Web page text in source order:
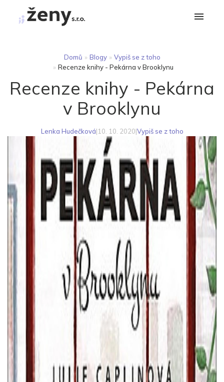
Domů » Blogy » Vypiš se z toho
» Recenze knihy - Pekárna v Brooklynu
Recenze knihy - Pekárna
v Brooklynu
Lenka Hudečková|10. 10. 2020|Vypiš se z toho